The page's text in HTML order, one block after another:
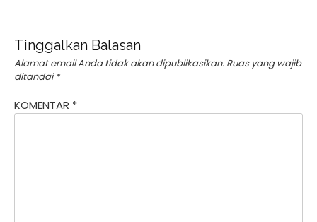
Tinggalkan Balasan
Alamat email Anda tidak akan dipublikasikan. Ruas yang wajib
ditandai*
KOMENTAR *